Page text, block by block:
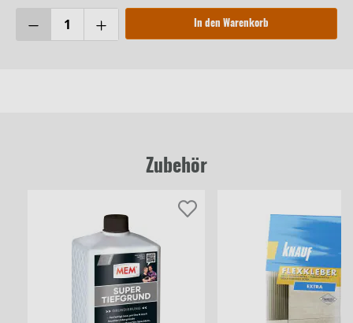
In den Warenkorb
Zubehör